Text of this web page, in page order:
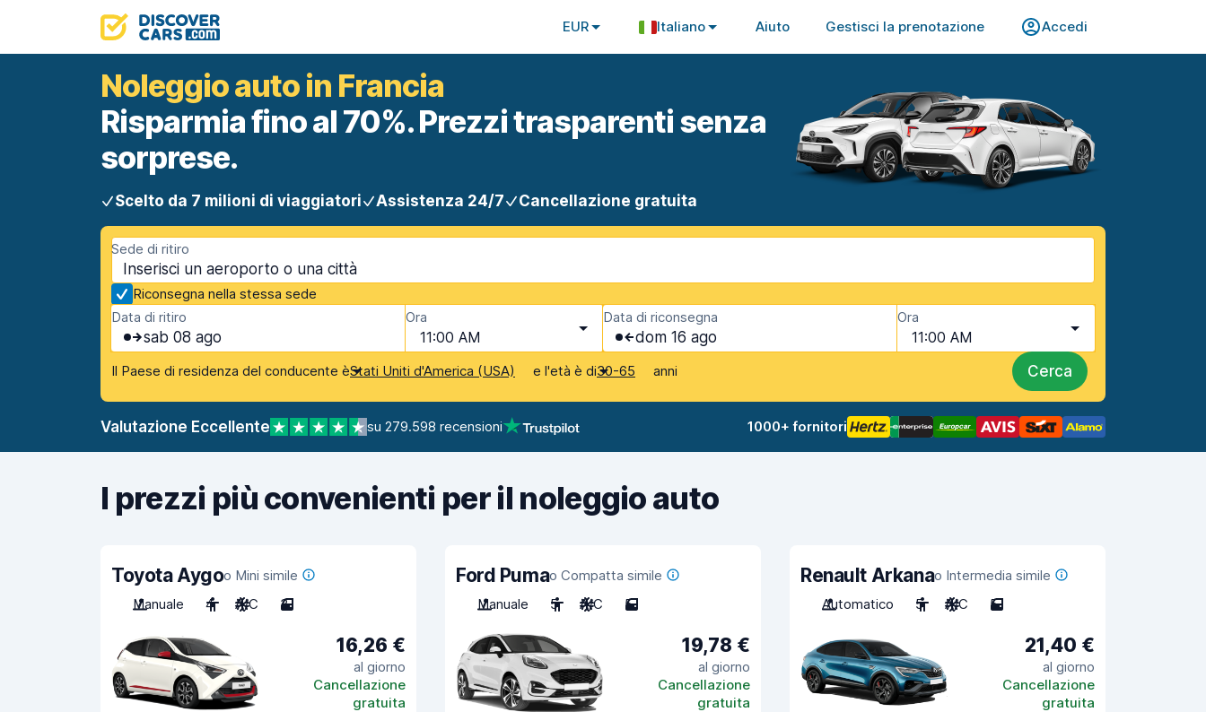
EUR Italiano Aiuto Gestisci la prenotazione Accedi
Noleggio auto in Francia
Risparmia fino al 70%. Prezzi trasparenti senza
sorprese.
Scelto da 7 milioni di viaggiatori Assistenza 24/7 Cancellazione gratuita
Sede di ritiro
Riconsegna nella stessa sede
Data di ritiro
sab 08 ago
Ora
11:00 AM
Data di riconsegna
dom 16 ago
Ora
11:00 AM
Il Paese di residenza del conducente èStati Uniti d'America (USA) e l'età è di30-65 anni Cerca
Valutazione Eccellente su 279.598 recensioni 1000+ fornitori
I prezzi più convenienti per il noleggio auto
Toyota Aygoo Mini simile
Manuale
4 A/C 3
16,26 €
al giorno
Cancellazione
gratuita
Ford Pumao Compatta simile
Manuale
5 A/C 5
19,78 €
al giorno
Cancellazione
gratuita
Renault Arkanao Intermedia simile
Automatico
5 A/C 5
21,40 €
al giorno
Cancellazione
gratuita